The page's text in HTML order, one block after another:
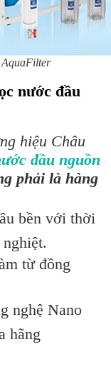
AquaFilter
nước đầu
hiệu Châu
đầu nguồn
phải là hàng
bền với thời
từ đồng
nghệ Nano
hãng